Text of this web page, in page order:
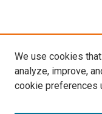
We use cookies
analyze, improve,
cookie preferences